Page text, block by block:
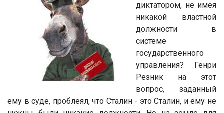
диктатором, не имея
никакой властной
должности в
системе
государственного
управления? Генри
Резник на этот
вопрос, заданный
ему в суде, проблеял, что Сталин - это Сталин, и ему не